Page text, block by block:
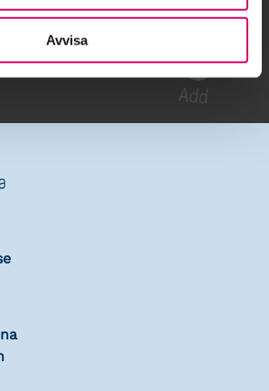
Avvisa
Lägg till i kalender